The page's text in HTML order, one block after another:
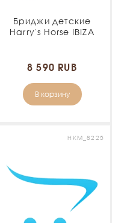
Бриджи детские
Harry's Horse IBIZA
8 590 RUB
В корзину
HKM_8225